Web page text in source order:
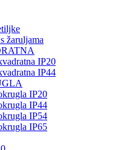
žaruljama
IP20
IP44
IP20
IP44
IP54
IP65